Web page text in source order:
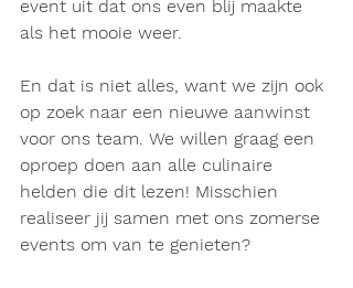
event uit dat ons even blij maakte
als het mooie weer.
En dat is niet alles, want we zijn ook
op zoek naar een nieuwe aanwinst
voor ons team. We willen graag een
oproep doen aan alle culinaire
helden die dit lezen! Misschien
realiseer jij samen met ons zomerse
events om van te genieten?